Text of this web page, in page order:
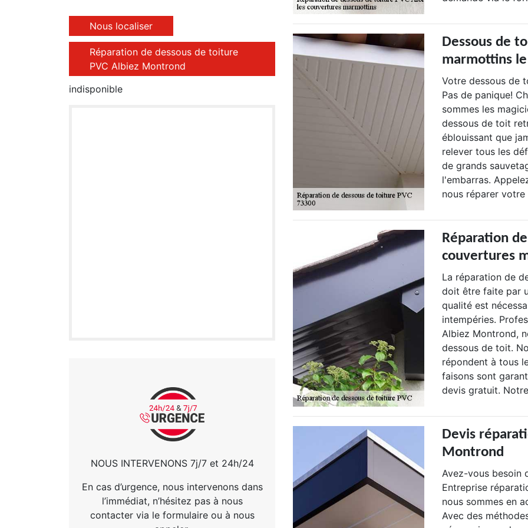
Nous localiser
Réparation de dessous de toiture
PVC Albiez Montrond
indisponible
NOUS INTERVENONS 7j/7 et 24h/24
En cas d’urgence, nous intervenons dans
l’immédiat, n’hésitez pas à nous
contacter via le formulaire ou à nous
Dessous de
marmottins
Votre dessous de
Pas de panique!
sommes les
dessous de toit
éblouissant que
relever tous les
de grands
l'embarras.
nous réparer
Réparation
couvertures
La réparation de
doit être faite par
qualité est
intempéries.
Albiez Montrond,
dessous de toit.
répondent à tous
faisons sont
devis gratuit.
Devis
Montrond
Avez-vous besoin
Entreprise
nous sommes en
Avec des